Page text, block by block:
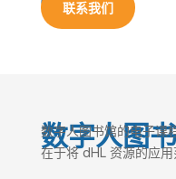
联系我们
数字人图
数字人图书馆的电子课
在于将 dHL 资源的应